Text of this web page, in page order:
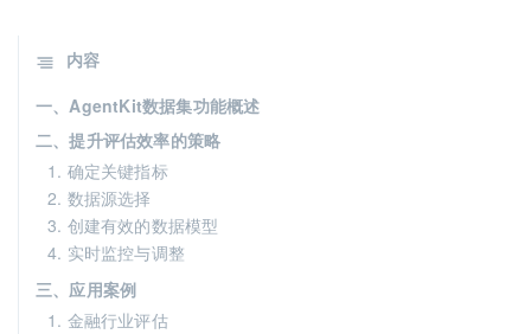
内容
一、AgentKit数据集功能概述
二、提升评估效率的策略
1. 确定关键指标
2. 数据源选择
3. 创建有效的数据模型
4. 实时监控与调整
三、应用案例
1. 金融行业评估